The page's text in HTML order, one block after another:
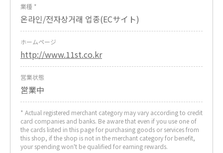
業種 *
온라인/전자상거래 업종(ECサイト)
ホームページ
http://www.11st.co.kr
営業状態
営業中
* Actual registered merchant category may vary according to credit
card companies and banks. Be aware that even if you use one of
the cards listed in this page for purchasing goods or services from
this shop, if the shop is not in the merchant category for benefit,
your spending won't be qualified for earning rewards.